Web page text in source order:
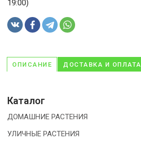
19:00)
ОПИСАНИЕ ДОСТАВКА И ОПЛАТА
Каталог
ДОМАШНИЕ РАСТЕНИЯ
УЛИЧНЫЕ РАСТЕНИЯ